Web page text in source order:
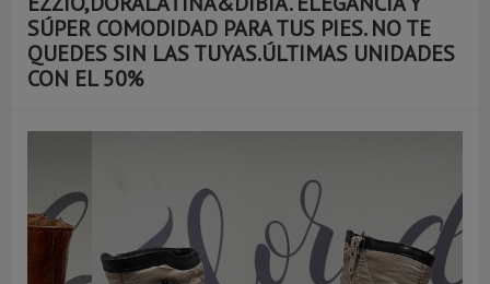
SÚPER COMODIDAD PARA TUS PIES. NO TE
QUEDES SIN LAS TUYAS.ÚLTIMAS UNIDADES
CON EL 50%